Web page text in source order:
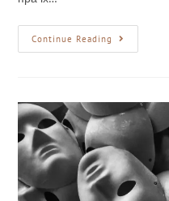
Continue Reading